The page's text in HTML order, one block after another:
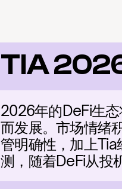
TIA
2026年的DeFi生
而发展。市场情绪
管明确性，加上
测，随着DeFi从投